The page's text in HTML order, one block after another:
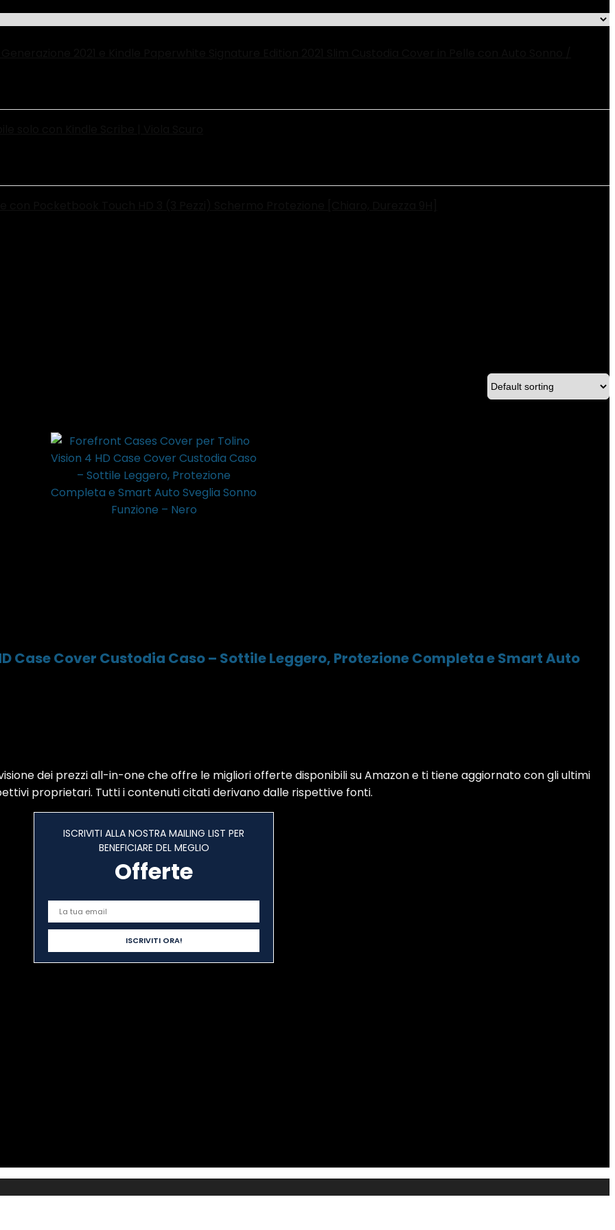
Case Cover Custodia Caso – Sottile Leggero, Protezione Completa e Smart Auto
dei prezzi all-in-one che offre le migliori offerte disponibili su Amazon e ti tiene aggiornato con gli ultimi
proprietari. Tutti i contenuti citati derivano dalle rispettive fonti.
ISCRIVITI ALLA NOSTRA MAILING LIST PER
BENEFICIARE DEL MEGLIO
Offerte